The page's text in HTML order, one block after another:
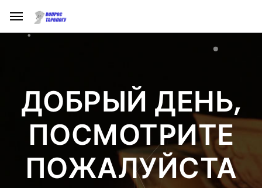
ДОБРЫЙ ДЕНЬ,
ПОСМОТРИТЕ
ПОЖАЛУЙСТА